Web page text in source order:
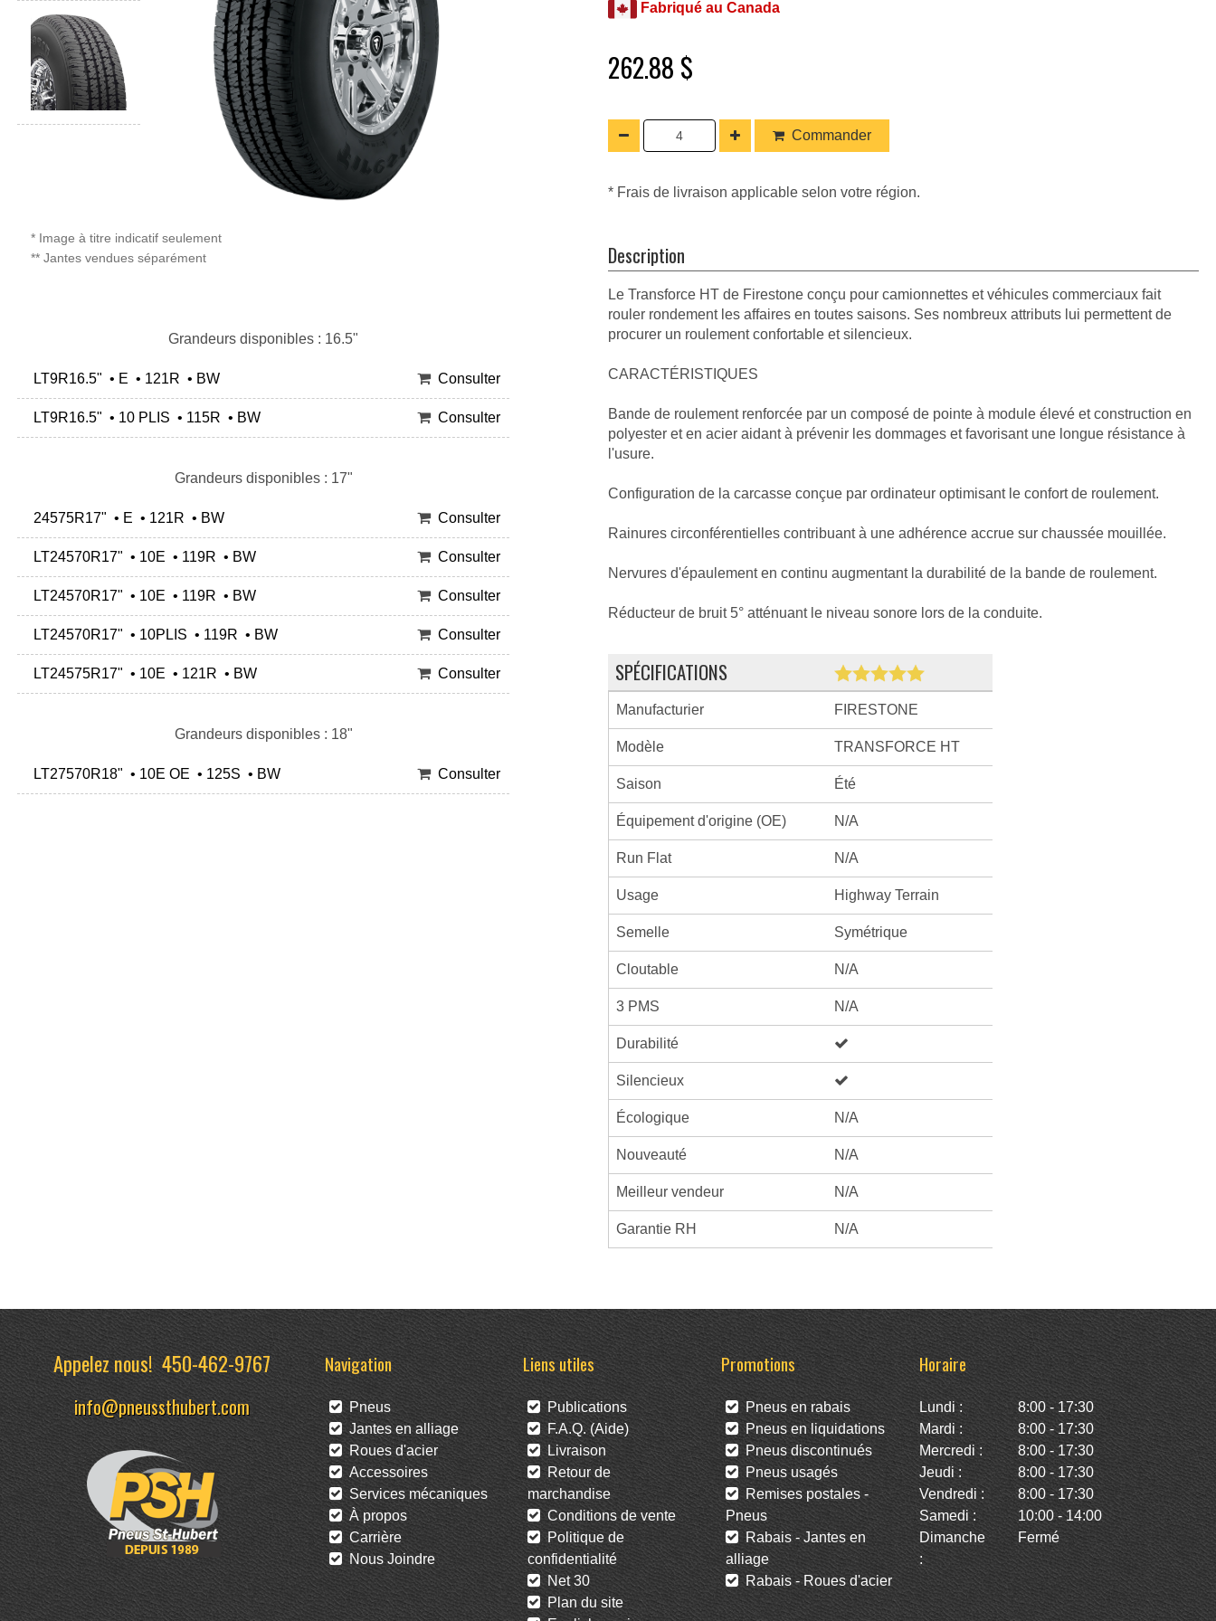
* Image à titre indicatif seulement
** Jantes vendues séparément
Grandeurs disponibles : 16.5"
LT9R16.5" • E • 121R • BW Consulter
LT9R16.5" • 10 PLIS • 115R • BW Consulter
Grandeurs disponibles : 17"
24575R17" • E • 121R • BW Consulter
LT24570R17" • 10E • 119R • BW Consulter
LT24570R17" • 10E • 119R • BW Consulter
LT24570R17" • 10PLIS • 119R • BW Consulter
LT24575R17" • 10E • 121R • BW Consulter
Grandeurs disponibles : 18"
LT27570R18" • 10E OE • 125S • BW Consulter
Fabriqué au Canada
262.88 $
Commander
* Frais de livraison applicable selon votre région.
Description
Le Transforce HT de Firestone conçu pour camionnettes et véhicules commerciaux fait
rouler rondement les affaires en toutes saisons. Ses nombreux attributs lui permettent de
procurer un roulement confortable et silencieux.
CARACTÉRISTIQUES
Bande de roulement renforcée par un composé de pointe à module élevé et construction en
polyester et en acier aidant à prévenir les dommages et favorisant une longue résistance à
l'usure.
Configuration de la carcasse conçue par ordinateur optimisant le confort de roulement.
Rainures circonférentielles contribuant à une adhérence accrue sur chaussée mouillée.
Nervures d'épaulement en continu augmentant la durabilité de la bande de roulement.
Réducteur de bruit 5° atténuant le niveau sonore lors de la conduite.
SPÉCIFICATIONS
Manufacturier FIRESTONE
Modèle TRANSFORCE HT
Saison Été
Équipement d'origine (OE) N/A
Run Flat N/A
Usage Highway Terrain
Semelle Symétrique
Cloutable N/A
3 PMS N/A
Durabilité
Silencieux
Écologique N/A
Nouveauté N/A
Meilleur vendeur N/A
Garantie RH N/A
Appelez nous!450-462-9767
info@pneussthubert.com
Navigation
Pneus
Jantes en alliage
Roues d'acier
Accessoires
Services mécaniques
À propos
Carrière
Nous Joindre
Liens utiles
Publications
F.A.Q. (Aide)
Livraison
Retour de
marchandise
Conditions de vente
Politique de
confidentialité
Net 30
Plan du site
Promotions
Pneus en rabais
Pneus en liquidations
Pneus discontinués
Pneus usagés
Remises postales -
Pneus
Rabais - Jantes en
alliage
Rabais - Roues d'acier
Horaire
Lundi :
8:00 - 17:30
Mardi :
8:00 - 17:30
Mercredi :
8:00 - 17:30
Jeudi :
8:00 - 17:30
Vendredi :
8:00 - 17:30
Samedi :
10:00 - 14:00
Dimanche
:
Fermé